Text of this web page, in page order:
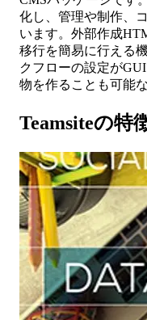
化し、管理や制作、
います。外部作成
移行を簡易に行える
クフローの設定が
物を作ることも可能
Teamsiteの特